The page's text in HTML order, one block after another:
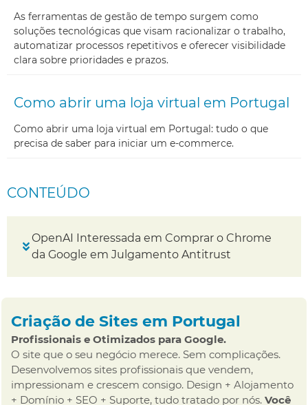
As ferramentas de gestão de tempo surgem como
soluções tecnológicas que visam racionalizar o trabalho,
automatizar processos repetitivos e oferecer visibilidade
clara sobre prioridades e prazos.
Como abrir uma loja virtual em Portugal
Como abrir uma loja virtual em Portugal: tudo o que
precisa de saber para iniciar um e-commerce.
CONTEÚDO
OpenAI Interessada em Comprar o Chrome
da Google em Julgamento Antitrust
Criação de Sites em Portugal
Profissionais e Otimizados para Google.
O site que o seu negócio merece. Sem complicações.
Desenvolvemos sites profissionais que vendem,
impressionam e crescem consigo. Design + Alojamento
+ Domínio + SEO + Suporte, tudo tratado por nós. Você